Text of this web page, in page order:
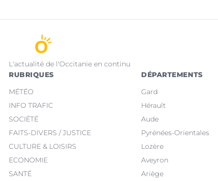
L'actualité de l'Occitanie en continu
RUBRIQUES
MÉTÉO
INFO TRAFIC
SOCIÉTÉ
FAITS-DIVERS / JUSTICE
CULTURE & LOISIRS
ECONOMIE
SANTÉ
DÉPARTEMENTS
Gard
Hérault
Aude
Pyrénées-Orientales
Lozère
Aveyron
Ariège